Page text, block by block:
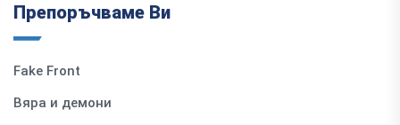
Препоръчваме Ви
Fake Front
Вяра и демони